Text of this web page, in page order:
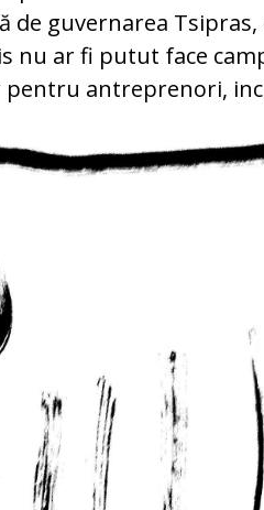
de guvernarea
nu ar fi putut face
pentru antreprenori,